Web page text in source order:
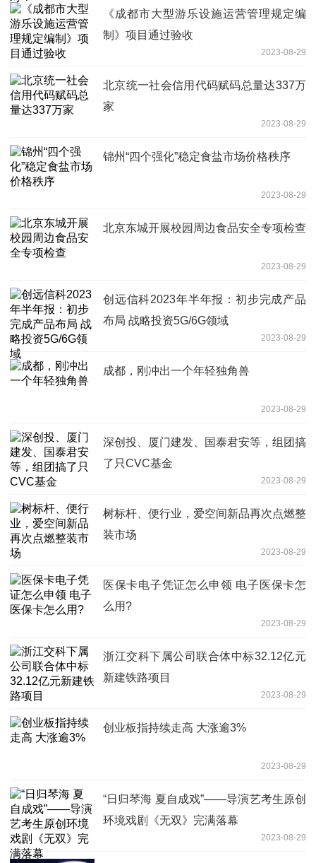
《成都市大型游乐设施运营管理规定编
制》项目通过验收
2023-08-29
北京统一社会信用代码赋码总量达337万
家
2023-08-29
锦州“四个强化”稳定食盐市场价格秩序
2023-08-29
北京东城开展校园周边食品安全专项检查
2023-08-29
创远信科2023年半年报：初步完成产品
布局 战略投资5G/6G领域
2023-08-29
成都，刚冲出一个年轻独角兽
2023-08-29
深创投、厦门建发、国泰君安等，组团搞
了只CVC基金
2023-08-29
树标杆、便行业，爱空间新品再次点燃整
装市场
2023-08-29
医保卡电子凭证怎么申领 电子医保卡怎
么用?
2023-08-29
浙江交科下属公司联合体中标32.12亿元
新建铁路项目
2023-08-29
创业板指持续走高 大涨逾3%
2023-08-29
“日归琴海 夏自成戏”——导演艺考生原创
环境戏剧《无双》完满落幕
2023-08-29